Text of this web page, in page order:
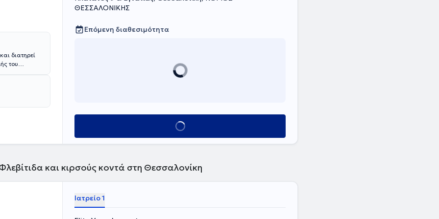
διατηρεί
του
υπήρξε
του στην
ΘΕΣΣΑΛΟΝΙΚΗΣ
Επόμενη διαθεσιμότητα
Κλείσε ραντεβού
και κιρσούς κοντά στη Θεσσαλονίκη
Ιατρείο 1